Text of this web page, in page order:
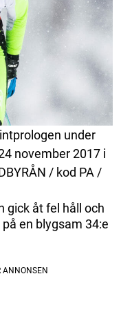
under
november 2017 i
/ kod PA /
gick åt fel håll och
en blygsam 34:e